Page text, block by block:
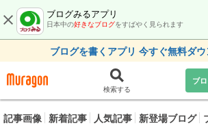
ブログみるアプリ
日本中の好きなブログをすばやく見られます
ブログを書くアプリ 今すぐ無料ダウ
検索する
ブ
記事画像 新着記事 人気記事 新登場ブログ